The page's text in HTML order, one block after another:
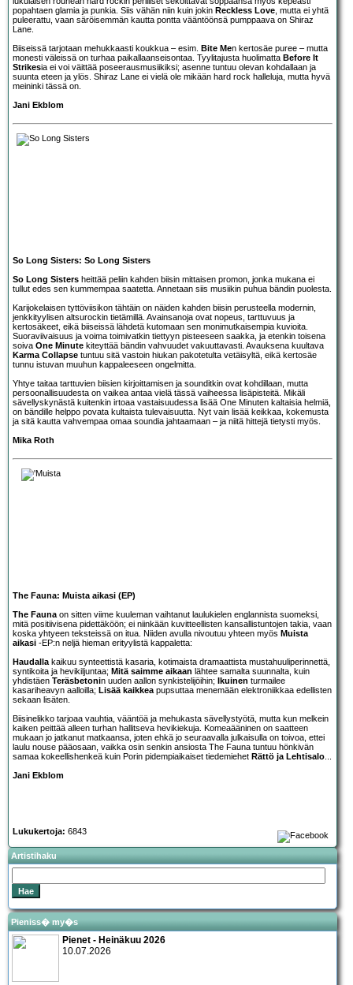
popahtaen glamia ja punkia. Siis vähän niin kuin jokin Reckless Love , mutta ei yhtä
puleerattu, vaan säröisemmän kautta pontta vääntöönsä pumppaava on Shiraz
Lane.
Biiseissä tarjotaan mehukkaasti koukkua – esim. Bite Men kertosäe puree – mutta
monesti väleissä on turhaa paikallaanseisontaa. Tyylitajusta huolimatta Before It
Strikesia ei voi väittää poseerausmusiikiksi; asenne tuntuu olevan kohdallaan ja
suunta eteen ja ylös. Shiraz Lane ei vielä ole mikään hard rock halleluja, mutta hyvä
meininki tässä on.
Jani Ekblom
So Long Sisters: So Long Sisters
So Long Sisters heittää peliin kahden biisin mittaisen promon, jonka mukana ei
tullut edes sen kummempaa saatetta. Annetaan siis musiikin puhua bändin puolesta.
Karijokelaisen tyttöviisikon tähtäin on näiden kahden biisin perusteella modernin,
jenkkityylisen altsurockin tietämillä. Avainsanoja ovat nopeus, tarttuvuus ja
kertosäkeet, eikä biiseissä lähdetä kutomaan sen monimutkaisempia kuvioita.
Suoraviivaisuus ja voima toimivatkin tiettyyn pisteeseen saakka, ja etenkin toisena
soiva One Minute kiteyttää bändin vahvuudet vakuuttavasti. Avauksena kuultava
Karma Collapse tuntuu sitä vastoin hiukan pakotetulta vetäisyltä, eikä kertosäe
tunnu istuvan muuhun kappaleeseen ongelmitta.
Yhtye taitaa tarttuvien biisien kirjoittamisen ja sounditkin ovat kohdillaan, mutta
persoonallisuudesta on vaikea antaa vielä tässä vaiheessa lisäpisteitä. Mikäli
sävellyskynästä kuitenkin irtoaa vastaisuudessa lisää One Minuten kaltaisia helmiä,
on bändille helppo povata kultaista tulevaisuutta. Nyt vain lisää keikkaa, kokemusta
ja sitä kautta vahvempaa omaa soundia jahtaamaan – ja niitä hittejä tietysti myös.
Mika Roth
The Fauna: Muista aikasi (EP)
The Fauna on sitten viime kuuleman vaihtanut laulukielen englannista suomeksi,
mitä positiivisena pidettäköön; ei niinkään kuvitteellisten kansallistuntojen takia, vaan
koska yhtyeen teksteissä on itua. Niiden avulla nivoutuu yhteen myös Muista
aikasi -EP:n neljä hieman erityylistä kappaletta:
Haudalla kaikuu synteettistä kasaria, kotimaista dramaattista mustahuuliperinnettä,
syntikoita ja hevikiljuntaa; Mitä saimme aikaan lähtee samalta suunnalta, kuin
yhdistäen Teräsbetonin uuden aallon synkistelijöihin; Ikuinen turmailee
kasariheavyn aalloilla; Lisää kaikkea pupsuttaa menemään elektroniikkaa edellisten
sekaan lisäten.
Biisinelikko tarjoaa vauhtia, vääntöä ja mehukasta sävellystyötä, mutta kun melkein
kaiken peittää alleen turhan hallitseva hevikiekuja. Komeaääninen on saatteen
mukaan jo jatkanut matkaansa, joten ehkä jo seuraavalla julkaisulla on toivoa, ettei
laulu nouse pääosaan, vaikka osin senkin ansiosta The Fauna tuntuu hönkivän
samaa kokeellishenkeä kuin Porin pidempiaikaiset tiedemiehet Rättö ja Lehtisalo
Jani Ekblom
Lukukertoja: 6843
Artistihaku
Pieniss� my�s
Pienet - Heinäkuu 2026
10.07.2026